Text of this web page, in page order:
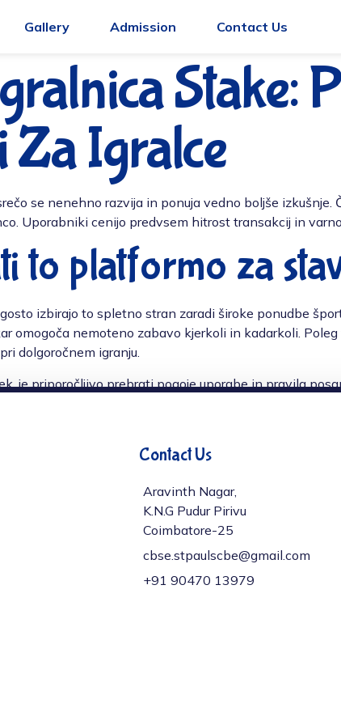
Gallery Admission Contact Us
Stake:
Za Igralce
se nenehno razvija in ponuja vedno boljše izkušnje.
Uporabniki cenijo predvsem hitrost transakcij in
to platformo za
izbirajo to spletno stran zaradi široke ponudbe
omogoča nemoteno zabavo kjerkoli in kadarkoli.
dolgoročnem igranju.
je priporočljivo prebrati pogoje uporabe in pravila
Contact Us
Aravinth Nagar,
K.N.G Pudur Pirivu
Coimbatore-25
cbse.stpaulscbe@gmail.com
+91 ‎90470 13979